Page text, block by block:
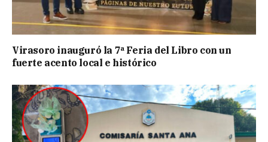
Virasoro inauguró la 7ª Feria del Libro con un
fuerte acento local e histórico